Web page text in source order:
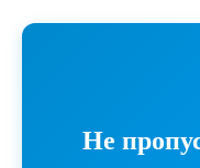
Не